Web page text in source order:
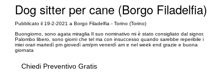
Dog sitter per cane (Borgo Filadelfia)
Pubblicato il 19-2-2021 a Borgo Filadelfia - Torino (Torino)
Buongiorno, sono agata miraglia Il suo nominativo mi è stato consigliato dal signor.
Palombo libero, sono giorni che tel ma con insuccesso quando sarebbe reperibile i
miei orari martedì pm giovedì am/pm venerdì am e nel week end grazie e buona
giornata
Chiedi Preventivo Gratis